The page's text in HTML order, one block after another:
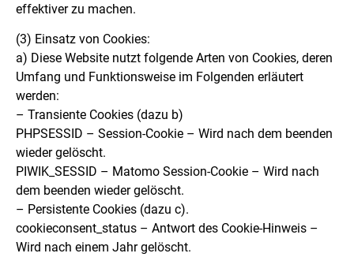
effektiver zu machen.
(3) Einsatz von Cookies:
a) Diese Website nutzt folgende Arten von Cookies, deren
Umfang und Funktionsweise im Folgenden erläutert
werden:
– Transiente Cookies (dazu b)
PHPSESSID – Session-Cookie – Wird nach dem beenden
wieder gelöscht.
PIWIK_SESSID – Matomo Session-Cookie – Wird nach
dem beenden wieder gelöscht.
– Persistente Cookies (dazu c).
cookieconsent_status – Antwort des Cookie-Hinweis –
Wird nach einem Jahr gelöscht.